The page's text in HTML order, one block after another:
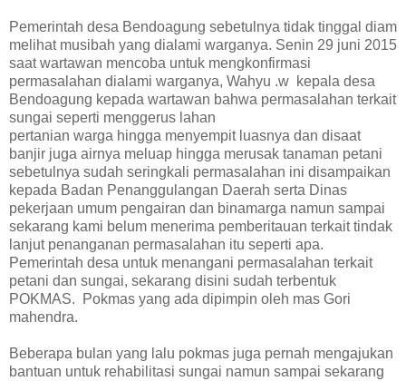
Pemerintah desa Bendoagung sebetulnya tidak tinggal diam
melihat musibah yang dialami warganya. Senin 29 juni 2015
saat wartawan mencoba untuk mengkonfirmasi
permasalahan dialami warganya, Wahyu .w kepala desa
Bendoagung kepada wartawan bahwa permasalahan terkait
sungai seperti menggerus lahan
pertanian warga hingga menyempit luasnya dan disaat
banjir juga airnya meluap hingga merusak tanaman petani
sebetulnya sudah seringkali permasalahan ini disampaikan
kepada Badan Penanggulangan Daerah serta Dinas
pekerjaan umum pengairan dan binamarga namun sampai
sekarang kami belum menerima pemberitauan terkait tindak
lanjut penanganan permasalahan itu seperti apa.
Pemerintah desa untuk menangani permasalahan terkait
petani dan sungai, sekarang disini sudah terbentuk
POKMAS. Pokmas yang ada dipimpin oleh mas Gori
mahendra.
Beberapa bulan yang lalu pokmas juga pernah mengajukan
bantuan untuk rehabilitasi sungai namun sampai sekarang